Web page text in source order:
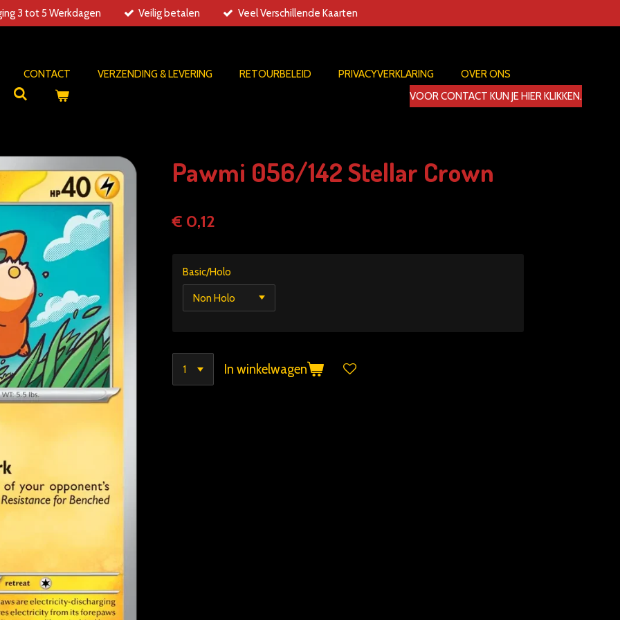
3 tot 5 Werkdagen Veilig betalen Veel Verschillende Kaarten
CONTACT VERZENDING & LEVERING RETOURBELEID PRIVACYVERKLARING
OVER ONS
VOOR CONTACT KUN JE HIER KLIKKEN.
Pawmi 056/142 Stellar Crown
€ 0,12
Basic/Holo
In winkelwagen